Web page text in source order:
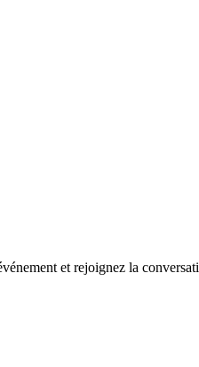
et rejoignez la